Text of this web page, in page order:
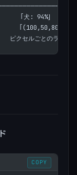
「犬: 94%」
「(100,50,80,80)
ピクセルごとのラベル
COPY